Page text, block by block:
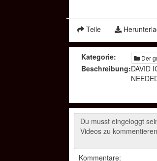
Teile
Kategorie: Der
Beschreibung:DAVID
Kommentare: